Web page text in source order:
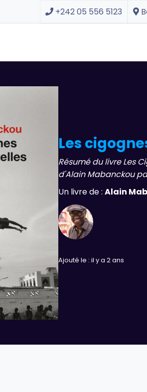
+242 05 556 5123
Les
Résumé du livre Les
d'Alain Mabanckou
Un livre de : Alain
Ajouté le : il y a 2 ans